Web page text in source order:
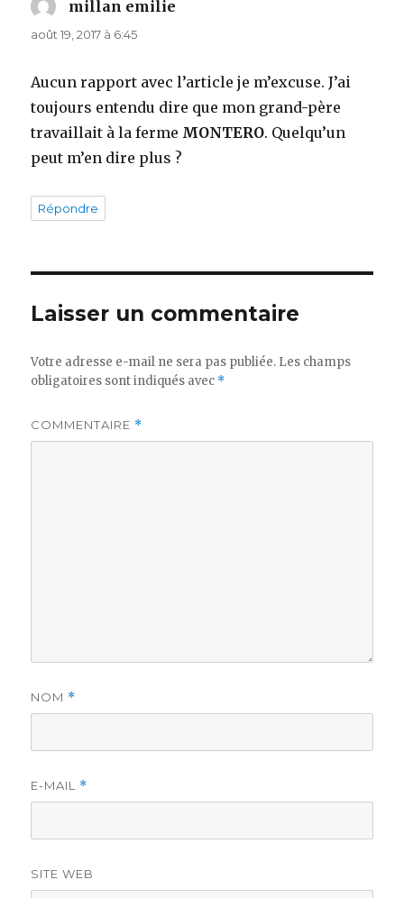
millan emilie
août 19, 2017 à 6:45
Aucun rapport avec l’article je m’excuse. J’ai
toujours entendu dire que mon grand-père
travaillait à la ferme MONTERO. Quelqu’un
peut m’en dire plus ?
Répondre
Laisser un commentaire
Votre adresse e-mail ne sera pas publiée. Les champs
obligatoires sont indiqués avec *
COMMENTAIRE *
NOM *
E-MAIL *
SITE WEB